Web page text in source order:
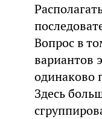
Вопрос в
вариантов
одинаково
Здесь